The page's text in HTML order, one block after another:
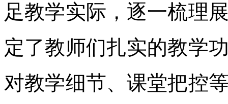
足教学实际，逐一梳理
定了教师们扎实的教学
对教学细节、课堂把控